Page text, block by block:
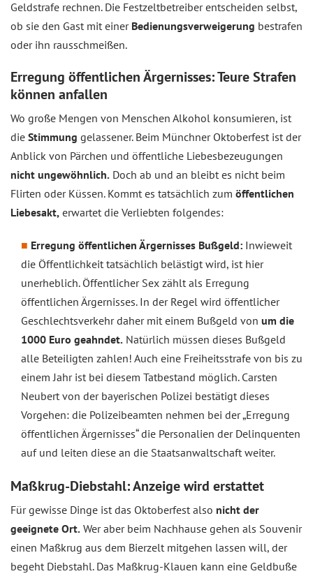
Geldstrafe rechnen. Die Festzeltbetreiber entscheiden selbst,
ob sie den Gast mit einerBedienungsverweigerung bestrafen
oder ihn rausschmeißen.
Erregung öffentlichen Ärgernisses: Teure Strafen
können anfallen
Wo große Mengen von Menschen Alkohol konsumieren, ist
die Stimmung gelassener. Beim Münchner Oktoberfest ist der
Anblick von Pärchen und öffentliche Liebesbezeugungen
nicht ungewöhnlich. Doch ab und an bleibt es nicht beim
Flirten oder Küssen. Kommt es tatsächlich zum öffentlichen
Liebesakt, erwartet die Verliebten folgendes:
Erregung öffentlichen Ärgernisses Bußgeld: Inwieweit
die Öffentlichkeit tatsächlich belästigt wird, ist hier
unerheblich. Öffentlicher Sex zählt als Erregung
öffentlichen Ärgernisses. In der Regel wird öffentlicher
Geschlechtsverkehr daher mit einem Bußgeld von um die
1000 Euro geahndet. Natürlich müssen dieses Bußgeld
alle Beteiligten zahlen! Auch eine Freiheitsstrafe von bis zu
einem Jahr ist bei diesem Tatbestand möglich. Carsten
Neubert von der bayerischen Polizei bestätigt dieses
Vorgehen: die Polizeibeamten nehmen bei der „Erregung
öffentlichen Ärgernisses“ die Personalien der Delinquenten
auf und leiten diese an die Staatsanwaltschaft weiter.
Maßkrug-Diebstahl: Anzeige wird erstattet
Für gewisse Dinge ist das Oktoberfest also nicht der
geeignete Ort. Wer aber beim Nachhause gehen als Souvenir
einen Maßkrug aus dem Bierzelt mitgehen lassen will, der
begeht Diebstahl. Das Maßkrug-Klauen kann eine Geldbuße